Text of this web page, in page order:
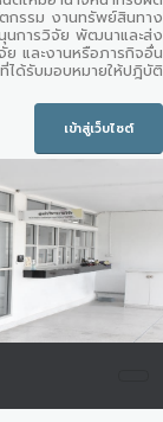
กรรม งานทรัพย์สินทาง
นการวิจัย พัฒนาและส่ง
และงานหรือภารกิจอื่น
ได้รับมอบหมายให้ปฎิบัติ
เข้าสู่เว็บไซต์